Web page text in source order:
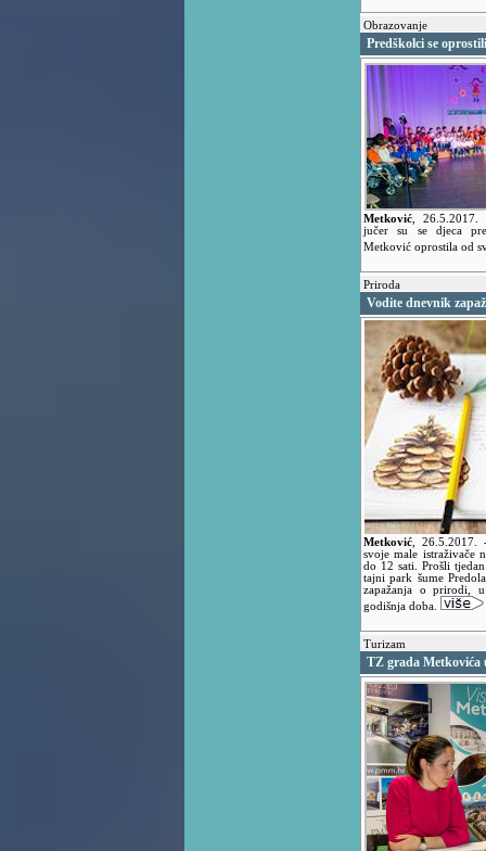
Obrazovanje
Predškolci se
Metković 26.5.2017.
jučer su se djeca
Metković oprostila od
Priroda
Vodite dnevnik
Metković 26.5.2017.
svoje male istraživače
do 12 sati. Prošli
tajni park šume
zapažanja o prirodi,
godišnja doba.
Turizam
TZ grada Metkovića